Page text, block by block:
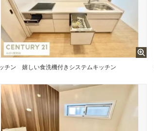
チン 嬉しい食洗機付きシステムキッチン